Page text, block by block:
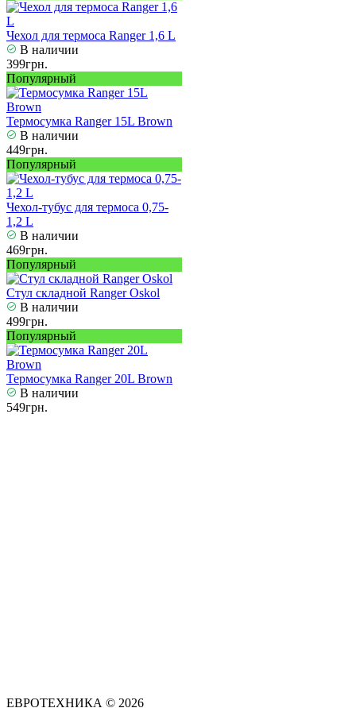
Чехол для термоса Ranger 1,6 L
В наличии
399грн.
Популярный
Термосумка Ranger 15L Brown
В наличии
449грн.
Популярный
Чехол-тубус для термоса 0,75-
1,2 L
В наличии
469грн.
Популярный
Стул складной Ranger Oskol
В наличии
499грн.
Популярный
Термосумка Ranger 20L Brown
В наличии
549грн.
ЕВРОТЕХНИКА © 2026